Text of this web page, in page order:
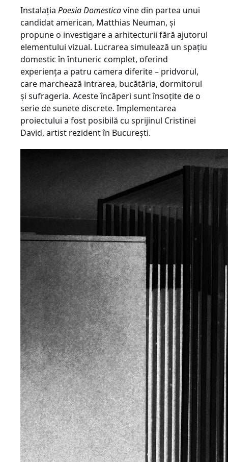
Instalaţia Poesia Domesticavine din partea unui
candidat american, Matthias Neuman, şi
propune o investigare a arhitecturii fără ajutorul
elementului vizual. Lucrarea simulează un spaţiu
domestic în întuneric complet, oferind
experienţa a patru camera diferite – pridvorul,
care marchează intrarea, bucătăria, dormitorul
şi sufrageria. Aceste încăperi sunt însoţite de o
serie de sunete discrete. Implementarea
proiectului a fost posibilă cu sprijinul Cristinei
David, artist rezident în Bucureşti.